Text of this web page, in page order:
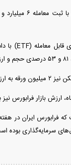
معامله شد.
نسبت به هفته ماقبل به بیش از ۳.۷ میلیون
فرابورس ایران در
سرمایه‌گذاری بوده